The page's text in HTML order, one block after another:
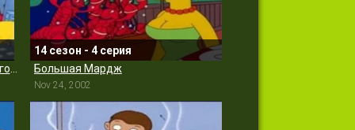
14 сезон - 4 серия
Большая Мардж
Nov 24, 2002